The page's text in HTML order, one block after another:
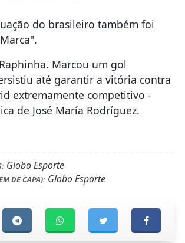
do brasileiro também foi
Marcou um gol
até garantir a vitória contra
extremamente competitivo -
de José María Rodríguez.
Globo Esporte
DE CAPA):Globo Esporte